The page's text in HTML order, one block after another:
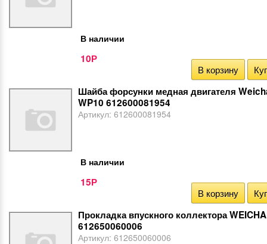
В наличии
10Р
В корзину
Шайба форсунки медная двигателя
WP10 612600081954
Артикул: 612600081954
В наличии
15Р
В корзину
Прокладка впускного коллектора
612650060006
Артикул: 612650060006